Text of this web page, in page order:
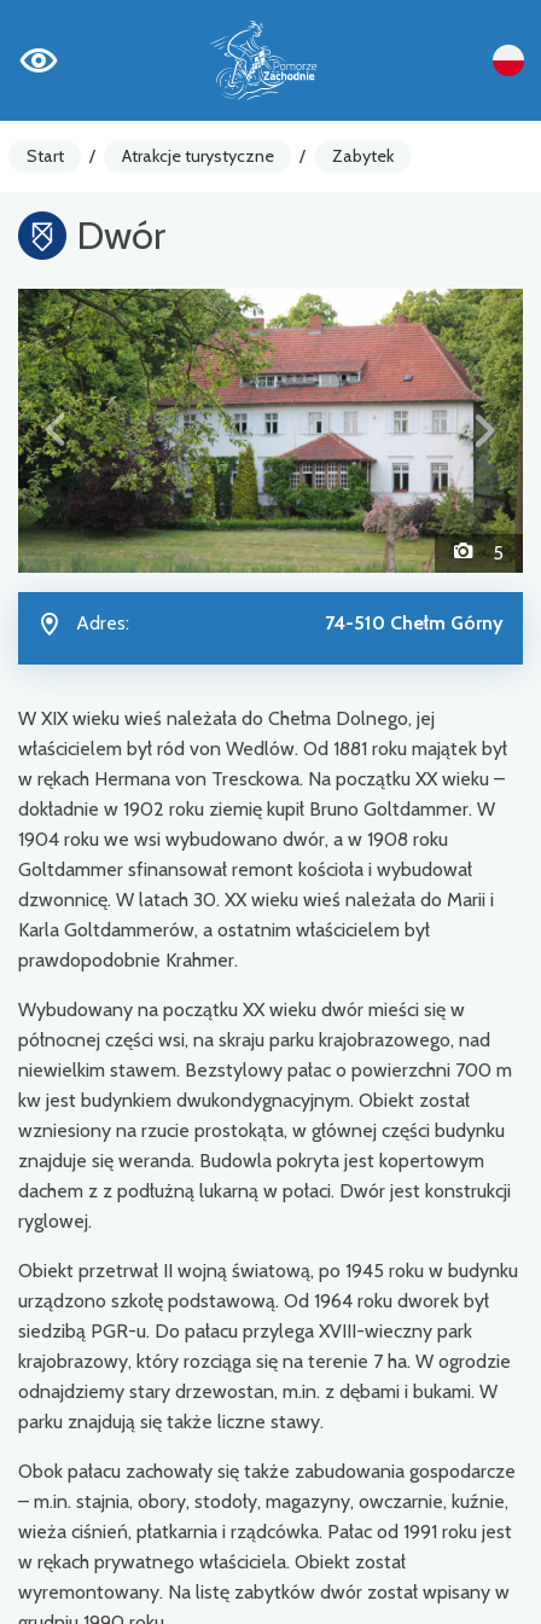
Start / Atrakcje turystyczne / Zabytek
Dwór
5
Adres: 74-510 Chełm Górny
W XIX wieku wieś należała do Chełma Dolnego, jej
właścicielem był ród von Wedlów. Od 1881 roku majątek był
w rękach Hermana von Tresckowa. Na początku XX wieku –
dokładnie w 1902 roku ziemię kupił Bruno Goltdammer. W
1904 roku we wsi wybudowano dwór, a w 1908 roku
Goltdammer sfinansował remont kościoła i wybudował
dzwonnicę. W latach 30. XX wieku wieś należała do Marii i
Karla Goltdammerów, a ostatnim właścicielem był
prawdopodobnie Krahmer.
Wybudowany na początku XX wieku dwór mieści się w
północnej części wsi, na skraju parku krajobrazowego, nad
niewielkim stawem. Bezstylowy pałac o powierzchni 700 m
kw jest budynkiem dwukondygnacyjnym. Obiekt został
wzniesiony na rzucie prostokąta, w głównej części budynku
znajduje się weranda. Budowla pokryta jest kopertowym
dachem z z podłużną lukarną w połaci. Dwór jest konstrukcji
ryglowej.
Obiekt przetrwał II wojną światową, po 1945 roku w budynku
urządzono szkołę podstawową. Od 1964 roku dworek był
siedzibą PGR-u. Do pałacu przylega XVIII-wieczny park
krajobrazowy, który rozciąga się na terenie 7 ha. W ogrodzie
odnajdziemy stary drzewostan, m.in. z dębami i bukami. W
parku znajdują się także liczne stawy.
Obok pałacu zachowały się także zabudowania gospodarcze
– m.in. stajnia, obory, stodoły, magazyny, owczarnie, kuźnie,
wieża ciśnień, płatkarnia i rządcówka. Pałac od 1991 roku jest
w rękach prywatnego właściciela. Obiekt został
wyremontowany. Na listę zabytków dwór został wpisany w